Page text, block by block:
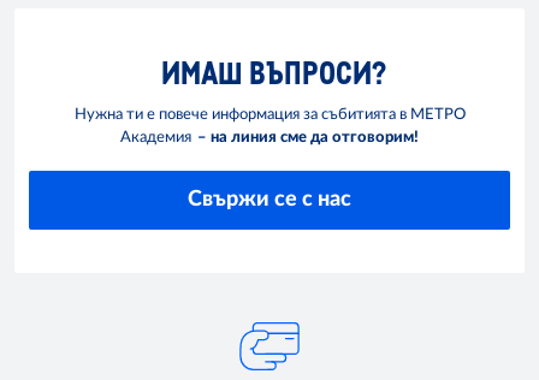
ИМАШ ВЪПРОСИ?
Нужна ти е повече информация за събитията в МЕТРО
Академия – на линия сме да отговорим!
Свържи се с нас